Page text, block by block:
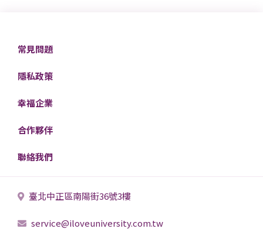
常見問題
隱私政策
幸福企業
合作夥伴
聯絡我們
臺北中正區南陽街36號3樓
service@iloveuniversity.com.tw